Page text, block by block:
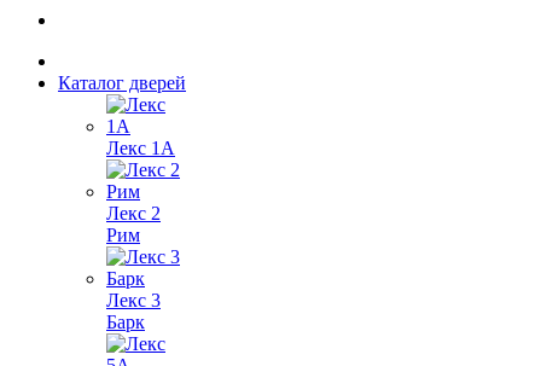
Каталог дверей
Лекс 1А
Лекс 2
Рим
Лекс 3
Барк